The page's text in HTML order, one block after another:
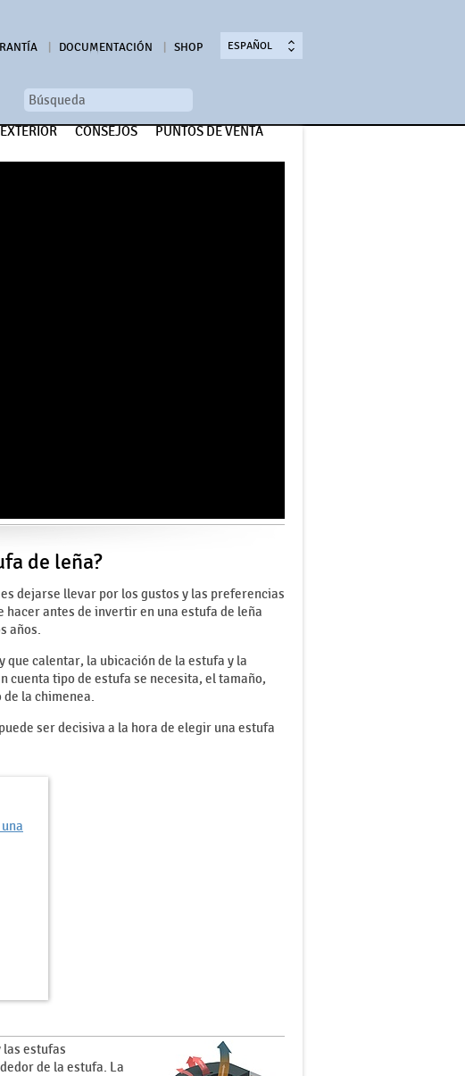
ESPAÑOL
DOCUMENTACIÓN SHOP
EXTERIOR
CONSEJOS PUNTOS DE VENTA
de leña?
dejarse llevar por los gustos y las preferencias
hacer antes de invertir en una estufa de leña
años.
que calentar, la ubicación de la estufa y la
cuenta tipo de estufa se necesita, el tamaño,
la chimenea.
ser decisiva a la hora de elegir una estufa
las estufas
de la estufa. La